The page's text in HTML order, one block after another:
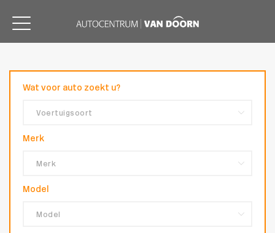
Wat voor auto zoekt u?
Merk
Model